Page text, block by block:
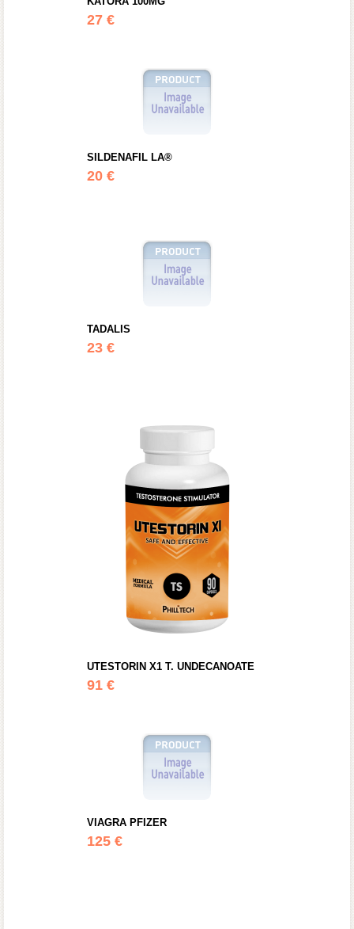
27 €
SILDENAFIL LA®
20 €
TADALIS
23 €
UTESTORIN X1 T. UNDECANOATE
91 €
VIAGRA PFIZER
125 €